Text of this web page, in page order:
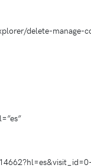
delete-manage-